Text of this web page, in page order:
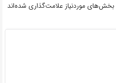
بخش‌های موردنیاز علامت‌گذاری شده‌اند